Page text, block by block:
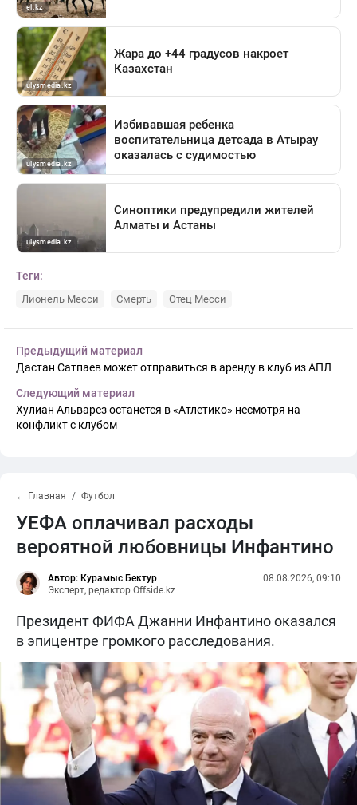
Теги:
Лионель Месси Смерть Отец Месси
Предыдущий материал
Дастан Сатпаев может отправиться в аренду в клуб из АПЛ
Следующий материал
Хулиан Альварез останется в «Атлетико» несмотря на
конфликт с клубом
← Главная Футбол
УЕФА оплачивал расходы
вероятной любовницы Инфантино
Автор: Курамыс Бектур
Эксперт, редактор Offside.kz
08.08.2026, 09:10
Президент ФИФА Джанни Инфантино оказался
в эпицентре громкого расследования.